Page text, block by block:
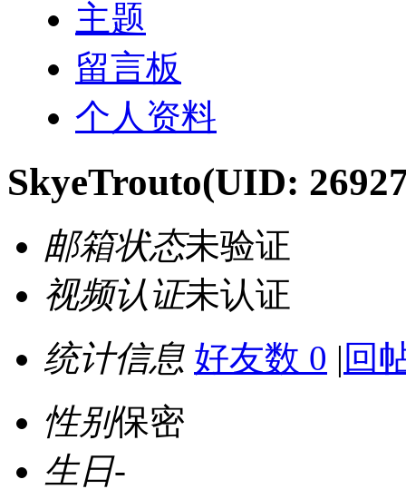
主题
留言板
个人资料
SkyeTrouto(UID:
邮箱状态未验证
视频认证未认证
统计信息 好友数 0 | 回
性别保密
生日-